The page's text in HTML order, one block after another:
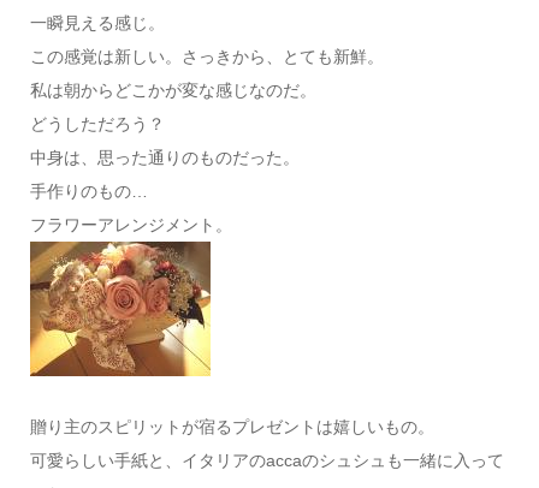
一瞬見える感じ。
この感覚は新しい。さっきから、とても新鮮。
私は朝からどこかが変な感じなのだ。
どうしただろう？
中身は、思った通りのものだった。
手作りのもの…
フラワーアレンジメント。
贈り主のスピリットが宿るプレゼントは嬉しいもの。
可愛らしい手紙と、イタリアのaccaのシュシュも一緒に入って